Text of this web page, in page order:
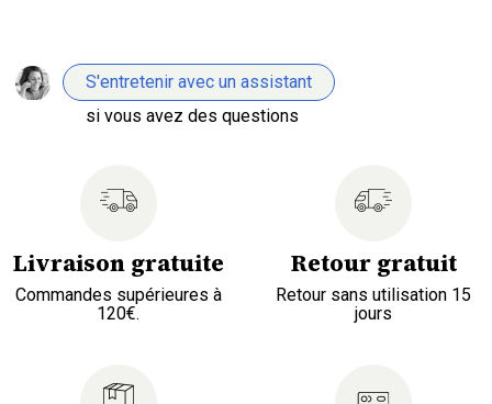
S'entretenir avec un assistant
si vous avez des questions
Livraison gratuite
Commandes supérieures à
120€.
Retour gratuit
Retour sans utilisation 15
jours